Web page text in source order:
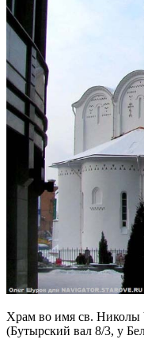
Храм во имя св. Николы
(Бутырский вал 8/3, у